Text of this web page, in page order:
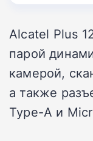
Alcatel Plus
парой
камерой,
а также
Type-A и